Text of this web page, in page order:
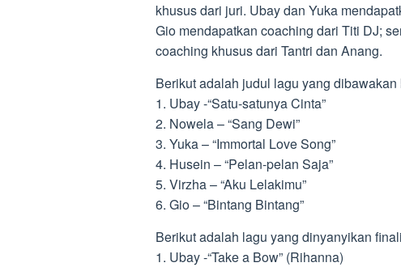
khusus dari juri. Ubay dan Yuka
Gio mendapatkan coaching dari Titi DJ;
coaching khusus dari Tantri dan Anang.
Berikut adalah judul lagu yang
1. Ubay -“Satu-satunya Cinta”
2. Nowela – “Sang Dewi”
3. Yuka – “Immortal Love Song”
4. Husein – “Pelan-pelan Saja”
5. Virzha – “Aku Lelakimu”
6. Gio – “Bintang Bintang”
Berikut adalah lagu yang dinyanyikan
1. Ubay -“Take a Bow” (Rihanna)